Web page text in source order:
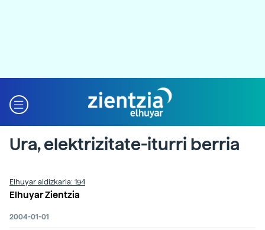
Ura, elektrizitate-iturri berria
Elhuyar aldizkaria: 194
Elhuyar Zientzia
2004-01-01